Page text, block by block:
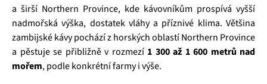
a širší Northern Province, kde kávovníkům prospívá vyšší
nadmořská výška, dostatek vláhy a příznivé klima. Většina
zambijské kávy pochází z horských oblastí Northern Province
a pěstuje se přibližně v rozmezí 1 300 až 1 600 metrů nad
mořem, podle konkrétní farmy i výše.